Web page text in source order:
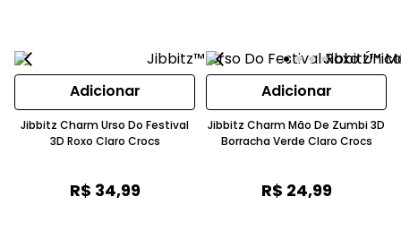
Adicionar
Jibbitz Charm Urso Do Festival
3D Roxo Claro Crocs
R$ 34,99
Adicionar
Jibbitz Charm Mão De Zumbi 3D
Borracha Verde Claro Crocs
R$ 24,99